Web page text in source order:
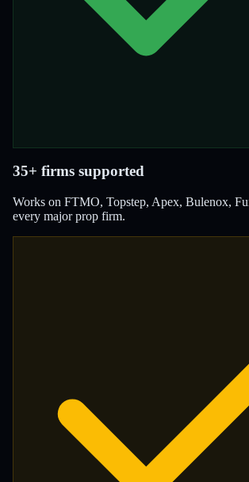
35+ firms supported
Works on FTMO, Topstep, Apex, Bulenox,
every major prop firm.